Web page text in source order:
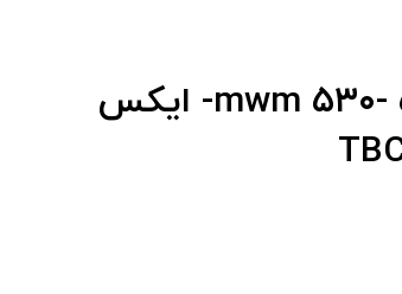
واتر پمپ ام وی ام mwm ۵۳۰- ۵۵۰- ایکس